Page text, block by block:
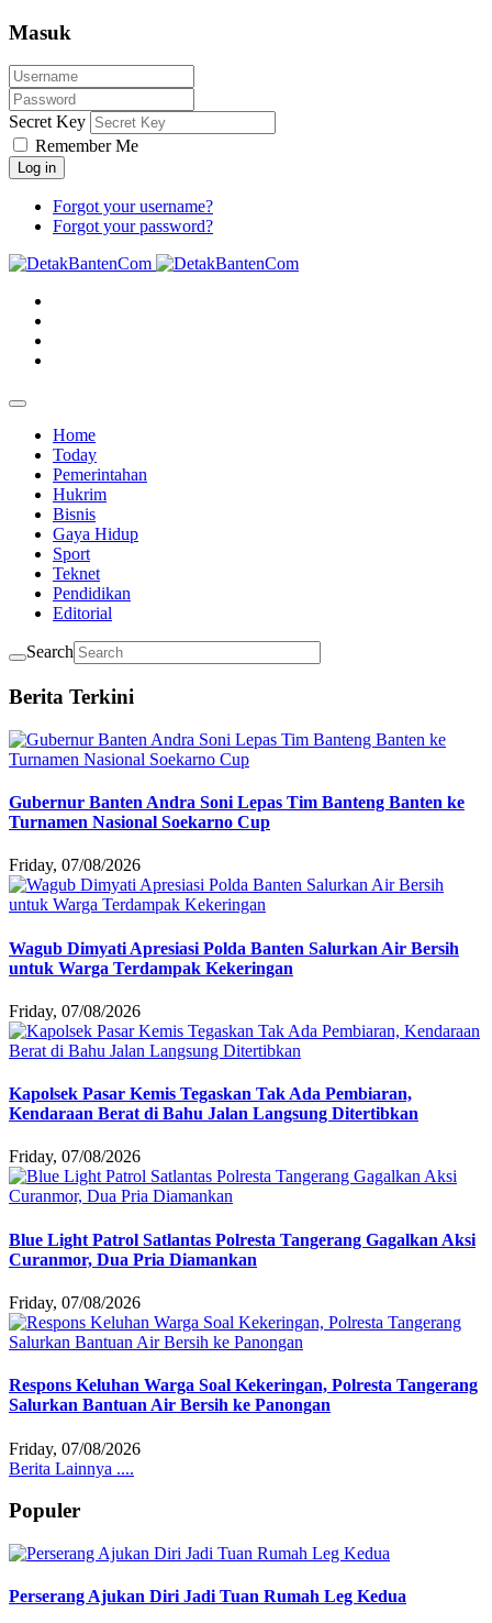
Masuk
Secret Key
Remember Me
Log in
Forgot your username?
Forgot your password?
Home
Today
Pemerintahan
Hukrim
Bisnis
Gaya Hidup
Sport
Teknet
Pendidikan
Editorial
Search
Berita Terkini
Gubernur Banten Andra Soni Lepas Tim Banteng Banten ke
Turnamen Nasional Soekarno Cup
Friday, 07/08/2026
Wagub Dimyati Apresiasi Polda Banten Salurkan Air Bersih
untuk Warga Terdampak Kekeringan
Friday, 07/08/2026
Kapolsek Pasar Kemis Tegaskan Tak Ada Pembiaran,
Kendaraan Berat di Bahu Jalan Langsung Ditertibkan
Friday, 07/08/2026
Blue Light Patrol Satlantas Polresta Tangerang Gagalkan Aksi
Curanmor, Dua Pria Diamankan
Friday, 07/08/2026
Respons Keluhan Warga Soal Kekeringan, Polresta Tangerang
Salurkan Bantuan Air Bersih ke Panongan
Friday, 07/08/2026
Berita Lainnya ....
Populer
Perserang Ajukan Diri Jadi Tuan Rumah Leg Kedua